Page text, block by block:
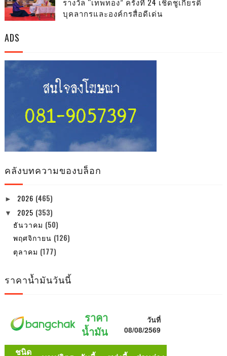
บุคลากรและองค์กรสื่อดีเด่น
ADS
คลังบทความของบล็อก
► 2026 (465)
▼ 2025 (353)
ธันวาคม (50)
พฤศจิกายน (126)
ตุลาคม (177)
ราคาน้ำมันวันนี้